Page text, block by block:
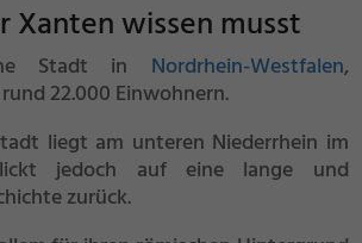
Xanten wissen musst
Stadt in Nordrhein-Westfalen,
22.000 Einwohnern.
liegt am unteren Niederrhein im
jedoch auf eine lange und
zurück.